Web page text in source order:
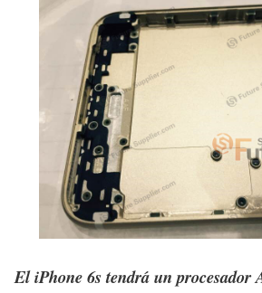
El iPhone 6s tendrá un procesador